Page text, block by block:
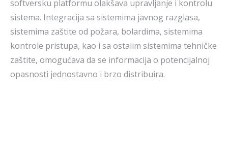
softversku platformu olakšava upravljanje i kontrolu
sistema. Integracija sa sistemima javnog razglasa,
sistemima zaštite od požara, bolardima, sistemima
kontrole pristupa, kao i sa ostalim sistemima tehničke
zaštite, omogućava da se informacija o potencijalnoj
opasnosti jednostavno i brzo distribuira.